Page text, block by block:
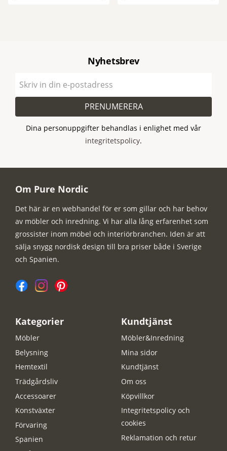
Nyhetsbrev
PRENUMERERA
Dina personuppgifter behandlas i enlighet med vår
integritetspolicy.
Om Pure Nordic
Det här är en webhandel för er som gillar och har behov
av möbler och inredning. Vi har alla lång erfarenhet som
grossister inom möbel och interiörbranchen. Iden är att
sälja snygg nordisk design till bra priser både i Sverige
och Spanien.
Kategorier
Möbler
Belysning
Hemtextil
Trädgårdsliv
Accessoarer
Konstväxter
Förvaring
Spanien
Kundtjänst
Möbler&Inredning
Mina sidor
Kundtjänst
Om oss
Köpvillkor
Integritetspolicy och
cookies
Reklamation och retur